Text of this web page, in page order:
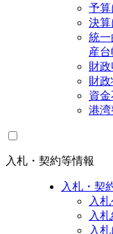
予
決
統
産
財
財
資
港湾
入札・契約等情報
入札・契
入
入
入